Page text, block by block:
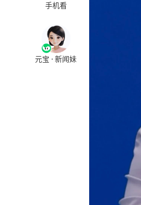
手机看
元宝 · 新闻妹